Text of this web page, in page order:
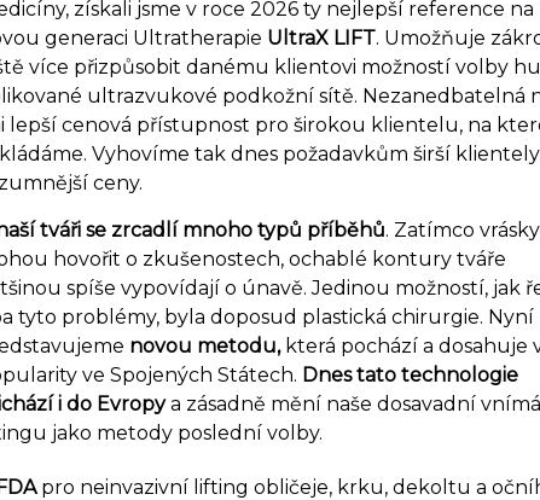
získali jsme v roce 2026 ty nejlepší reference na
generaci Ultratherapie UltraX LIFT. Umožňuje
více přizpůsobit danému klientovi možností volby
ultrazvukové podkožní sítě. Nezanedbatelná
lepší cenová přístupnost pro širokou klientelu, na
Vyhovíme tak dnes požadavkům širší
ceny.
tváři se zrcadlí mnoho typů příběhů. Zatímco vrásky
hovořit o zkušenostech, ochablé kontury tváře
spíše vypovídají o únavě. Jedinou možností, jak
tyto problémy, byla doposud plastická chirurgie. Nyní
novou metodu,která pochází a dosahuje
ve Spojených Státech. Dnes tato technologie
i do Evropya zásadně mění naše dosavadní
jako metody poslední volby.
pro neinvazivní lifting obličeje, krku, dekoltu a